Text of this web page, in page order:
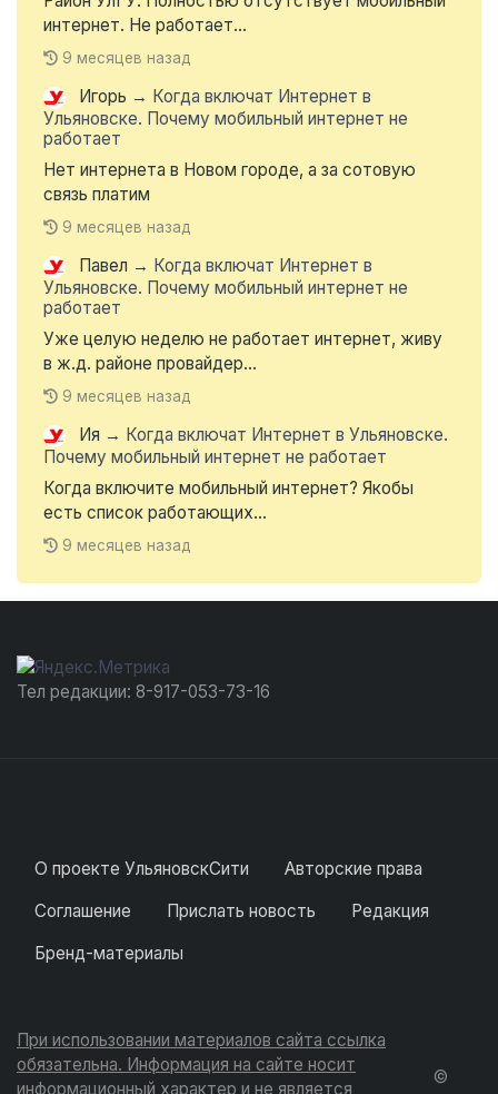
интернет. Не работает...
9 месяцев назад
Игорь → Когда включат Интернет в
Ульяновске. Почему мобильный интернет не
работает
Нет интернета в Новом городе, а за сотовую
связь платим
9 месяцев назад
Павел → Когда включат Интернет в
Ульяновске. Почему мобильный интернет не
работает
Уже целую неделю не работает интернет, живу
в ж.д. районе провайдер...
9 месяцев назад
Ия → Когда включат Интернет в Ульяновске.
Почему мобильный интернет не работает
Когда включите мобильный интернет? Якобы
есть список работающих...
9 месяцев назад
Тел редакции: 8-917-053-73-16
О проекте УльяновскСити
Авторские права
Соглашение
Прислать новость
Редакция
Бренд-материалы
При использовании материалов сайта ссылка
обязательна. Информация на сайте носит
информационный характер и не является
©